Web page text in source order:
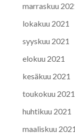
marraskuu
lokakuu 2021
syyskuu 2021
elokuu 2021
kesäkuu 2021
toukokuu 2021
huhtikuu 2021
maaliskuu 2021